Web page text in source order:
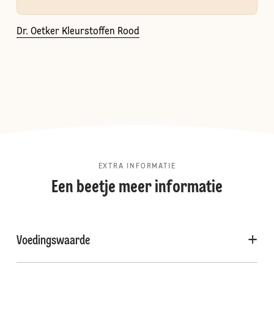
Dr. Oetker Kleurstoffen Rood
EXTRA INFORMATIE
Een beetje meer informatie
Voedingswaarde